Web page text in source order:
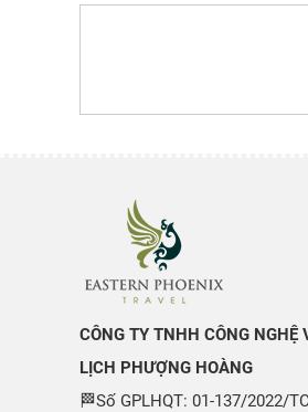
CÔNG TY TNHH CÔNG NGHỆ
LỊCH PHƯỢNG HOÀNG
🏁Số GPLHQT: 01-137/2022/